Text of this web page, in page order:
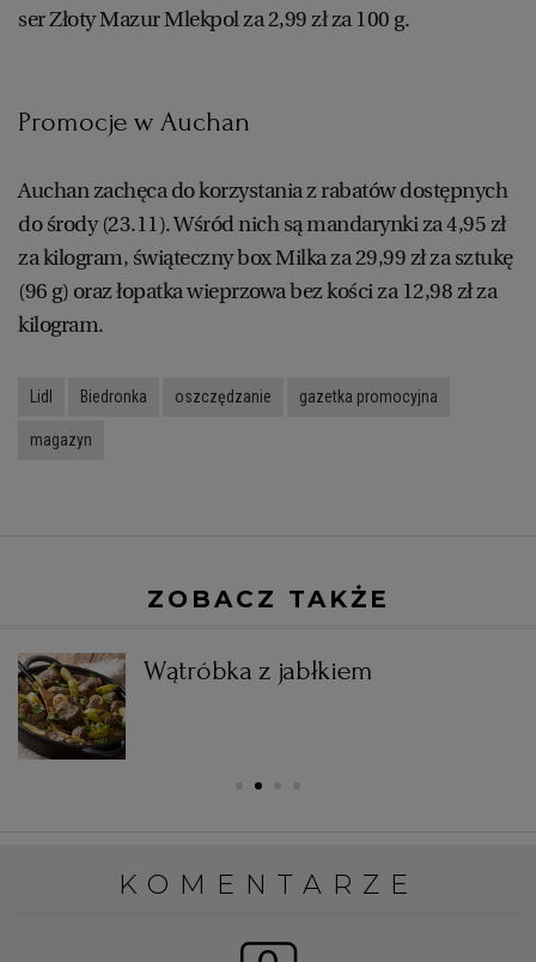
ser Złoty Mazur Mlekpol za 2,99 zł za 100 g.
Promocje w Auchan
Auchan zachęca do korzystania z rabatów dostępnych
do środy (23.11). Wśród nich są mandarynki za 4,95 zł
za kilogram, świąteczny box Milka za 29,99 zł za sztukę
(96 g) oraz łopatka wieprzowa bez kości za 12,98 zł za
kilogram.
Lidl Biedronka oszczędzanie gazetka promocyjna
magazyn
ZOBACZ TAKŻE
Wątróbka z jabłkiem
KOMENTARZE